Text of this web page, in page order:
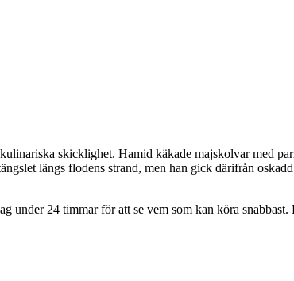
skicklighet. Hamid käkade majskolvar med
längs flodens strand, men han gick därifrån
24 timmar för att se vem som kan köra